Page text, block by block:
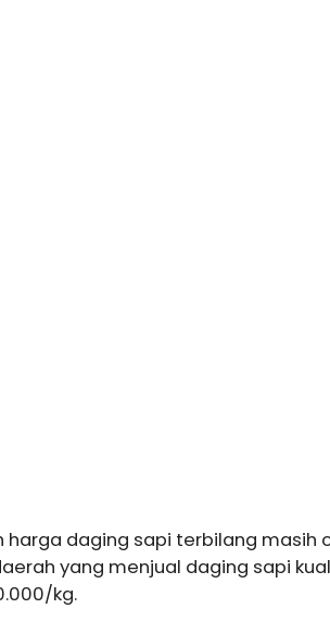
daging sapi terbilang masih
yang menjual daging sapi
kg.